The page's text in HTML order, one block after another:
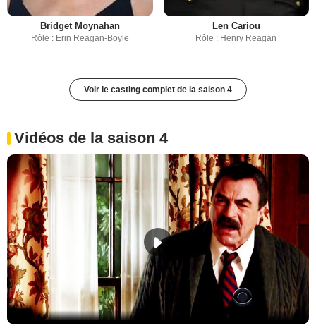
Bridget Moynahan
Rôle : Erin Reagan-Boyle
Len Cariou
Rôle : Henry Reagan
Voir le casting complet de la saison 4
Vidéos de la saison 4